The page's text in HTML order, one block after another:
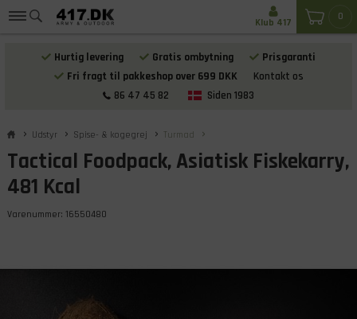
Hurtig levering Gratis ombytning
Prisgaranti
Fri fragt til pakkeshop over 699 DKK
Kontakt os
86 47 45 82
Siden 1983
0
Klub 417
Udstyr Spise- & kogegrej Turmad
Tactical Foodpack, Asiatisk Fiskekarry,
481 Kcal
Varenummer: 16550480